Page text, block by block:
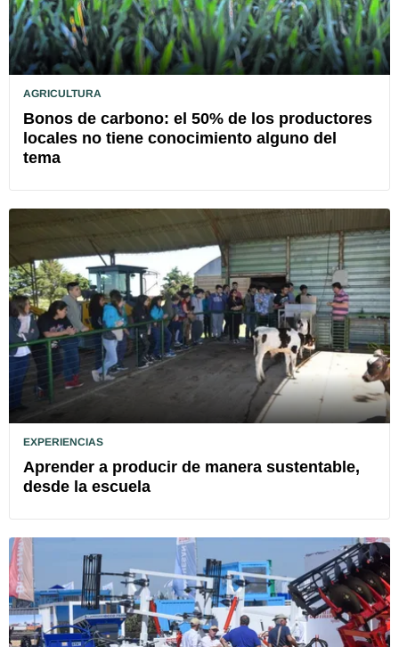
AGRICULTURA
Bonos de carbono: el 50% de los productores
locales no tiene conocimiento alguno del
tema
EXPERIENCIAS
Aprender a producir de manera sustentable,
desde la escuela